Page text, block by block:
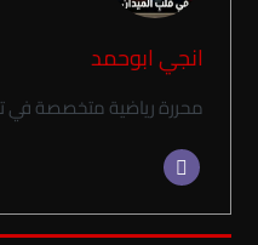
انجي ابوحمد
محررة رياضية متخصصة في